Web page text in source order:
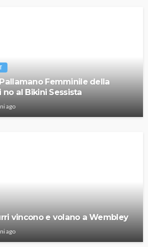
Femminile della
al Bikini Sessista
ago
vincono e volano a Wembley
ago